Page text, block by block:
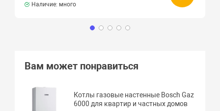
Наличие: много
Вам может понравиться
Котлы газовые настенные Bosch Gaz
6000 для квартир и частных домов